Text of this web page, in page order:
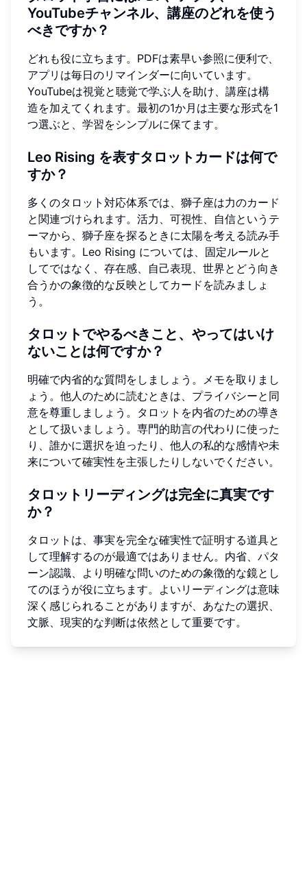
YouTubeチャンネル、講座のどれを使う
べきですか？
どれも役に立ちます。PDFは素早い参照に便利で、
アプリは毎日のリマインダーに向いています。
YouTubeは視覚と聴覚で学ぶ人を助け、講座は構
造を加えてくれます。最初の1か月は主要な形式を1
つ選ぶと、学習をシンプルに保てます。
Leo Rising を表すタロットカードは何で
すか？
多くのタロット対応体系では、獅子座は力のカード
と関連づけられます。活力、可視性、自信というテ
ーマから、獅子座を探るときに太陽を考える読み手
もいます。Leo Rising については、固定ルールと
してではなく、存在感、自己表現、世界とどう向き
合うかの象徴的な反映としてカードを読みましょ
う。
タロットでやるべきこと、やってはいけ
ないことは何ですか？
明確で内省的な質問をしましょう。メモを取りまし
ょう。他人のために読むときは、プライバシーと同
意を尊重しましょう。タロットを内省のための導き
として扱いましょう。専門的助言の代わりに使った
り、誰かに選択を迫ったり、他人の私的な感情や未
来について確実性を主張したりしないでください。
タロットリーディングは完全に真実です
か？
タロットは、事実を完全な確実性で証明する道具と
して理解するのが最適ではありません。内省、パタ
ーン認識、より明確な問いのための象徴的な鏡とし
てのほうが役に立ちます。よいリーディングは意味
深く感じられることがありますが、あなたの選択、
文脈、現実的な判断は依然として重要です。